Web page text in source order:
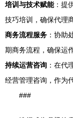
培训与技术赋能：提
技巧培训，确保代理
商务流程服务 ：协助
期商务流程，确保运
持续运营咨询 ：在代
经营管理咨询，作为
###